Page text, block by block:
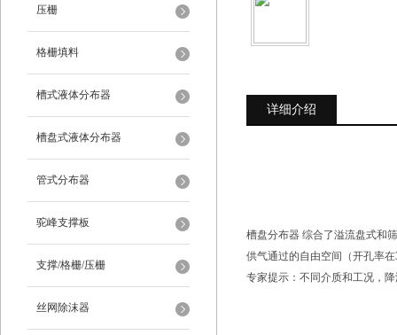
压栅
格栅填料
槽式液体分布器
槽盘式液体分布器
管式分布器
驼峰支撑板
支撑/格栅/压栅
丝网除沫器
详细介绍
槽盘分布器 综合了溢流盘式和
供气通过的自由空间（开孔率
专家提示：不同介质和工况，